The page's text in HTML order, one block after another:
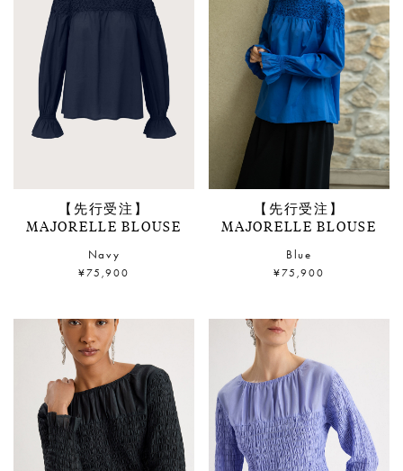
【先行受注】
MAJORELLE BLOUSE
Navy
¥75,900
【先行受注】
MAJORELLE BLOUSE
Blue
¥75,900